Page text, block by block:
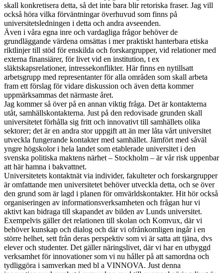
skall konkretisera detta, så det inte bara blir retoriska fraser. Jag vill
också höra vilka förväntningar överhuvud som finns på
universitetsledningen i detta och andra avseenden.
Även i våra egna inre och vardagliga frågor behöver de
grundläggande värdena omsättas i mer praktiskt hanterbara etiska
riktlinjer till stöd för enskilda och forskargrupper, vid relationer med
externa finansiärer, för livet vid en institution, t ex
släktskapsrelationer, intressekonflikter. Här finns en nytillsatt
arbetsgrupp med representanter för alla områden som skall arbeta
fram ett förslag för vidare diskussion och även detta kommer
uppmärksammas det närmaste året.
Jag kommer så över på en annan viktig fråga. Det är kontakterna
utåt, samhällskontakterna. Just på den redovisade grunden skall
universitetet förhålla sig fritt och innovativt till samhällets olika
sektorer; det är en andra stor uppgift att än mer låta vårt universitet
utveckla fungerande kontakter med samhället. Jämfört med såväl
yngre högskolor i hela landet som etablerade universitet i den
svenska politiska maktens närhet – Stockholm – är vår risk uppenbar
att här hamna i bakvattnet.
Universitetets kontaktnät via individer, fakulteter och forskargrupper
är omfattande men universitetet behöver utveckla detta, och se över
den grund som är lagd i planen för omvärldskontakter. Hit hör också
organiseringen av informationsverksamheten och frågan hur vi
aktivt kan bidraga till skapandet av bilden av Lunds universitet.
Exempelvis gäller det relationen till skolan och Komvux, där vi
behöver kunskap och dialog och där vi ofrånkomligen ingår i en
större helhet, sett från deras perspektiv som vi är satta att tjäna, dvs
elever och studenter. Det gäller näringslivet, där vi har en utbyggd
verksamhet för innovationer som vi nu håller på att samordna och
tydliggöra i samverkan med bl a VINNOVA. Just denna